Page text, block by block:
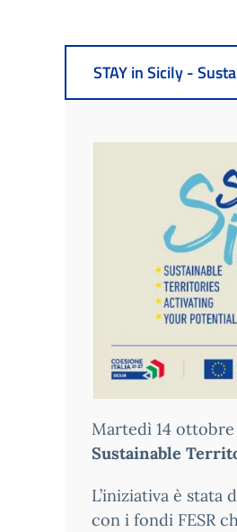
STAY in Sicily -
Martedì 14 ottobre
Sustainable
L’iniziativa è stata
con i fondi FESR